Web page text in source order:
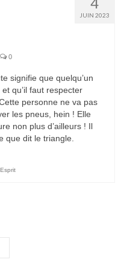
JUIN 2023
0
signifie que quelqu’un
qu’il faut respecter
personne ne va pas
les pneus, hein ! Elle
non plus d’ailleurs ! Il
que dit le triangle.